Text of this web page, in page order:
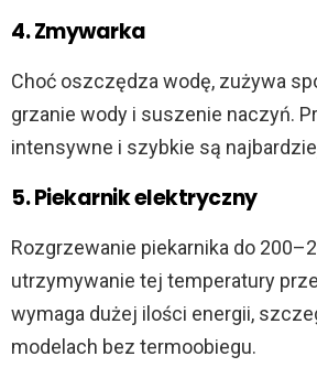
4. Zmywarka
Choć oszczędza wodę, zużywa
grzanie wody i suszenie naczyń.
intensywne i szybkie są
5. Piekarnik elektryczny
Rozgrzewanie piekarnika do
utrzymywanie tej temperatury
wymaga dużej ilości energii,
modelach bez termoobiegu.